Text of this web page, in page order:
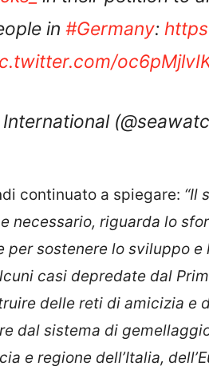
in #Germany:
continuato a spiegare: “Il
necessario, riguarda lo
per sostenere lo sviluppo
casi depredate dal
delle reti di amicizia e
dal sistema di
e regione dell’Italia,